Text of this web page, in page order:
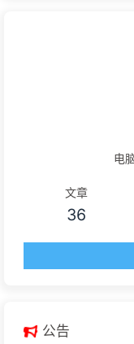
电
文章
36
公告